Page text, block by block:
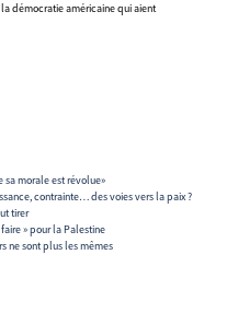
démocratie américaine qui aient
sa morale est révolue»
contrainte… des voies vers la paix ?
tirer
» pour la Palestine
ne sont plus les mêmes